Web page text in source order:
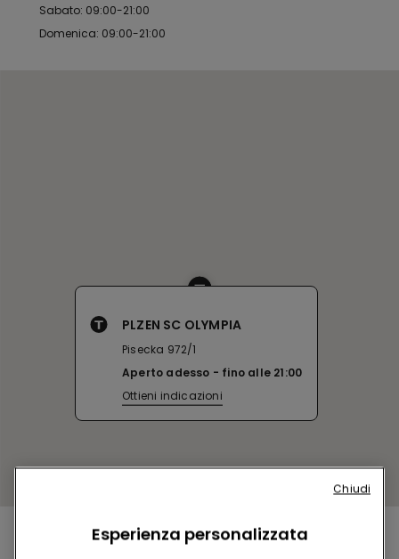
Sabato: 09:00-21:00
Domenica: 09:00-21:00
PLZEN SC OLYMPIA
Pisecka 972/1
Aperto adesso
fino alle 21:00
Ottieni indicazioni
Acquista in negozio e ricevil’ordine ovunque tu sia
Esperienza personalizzata
Chiudi